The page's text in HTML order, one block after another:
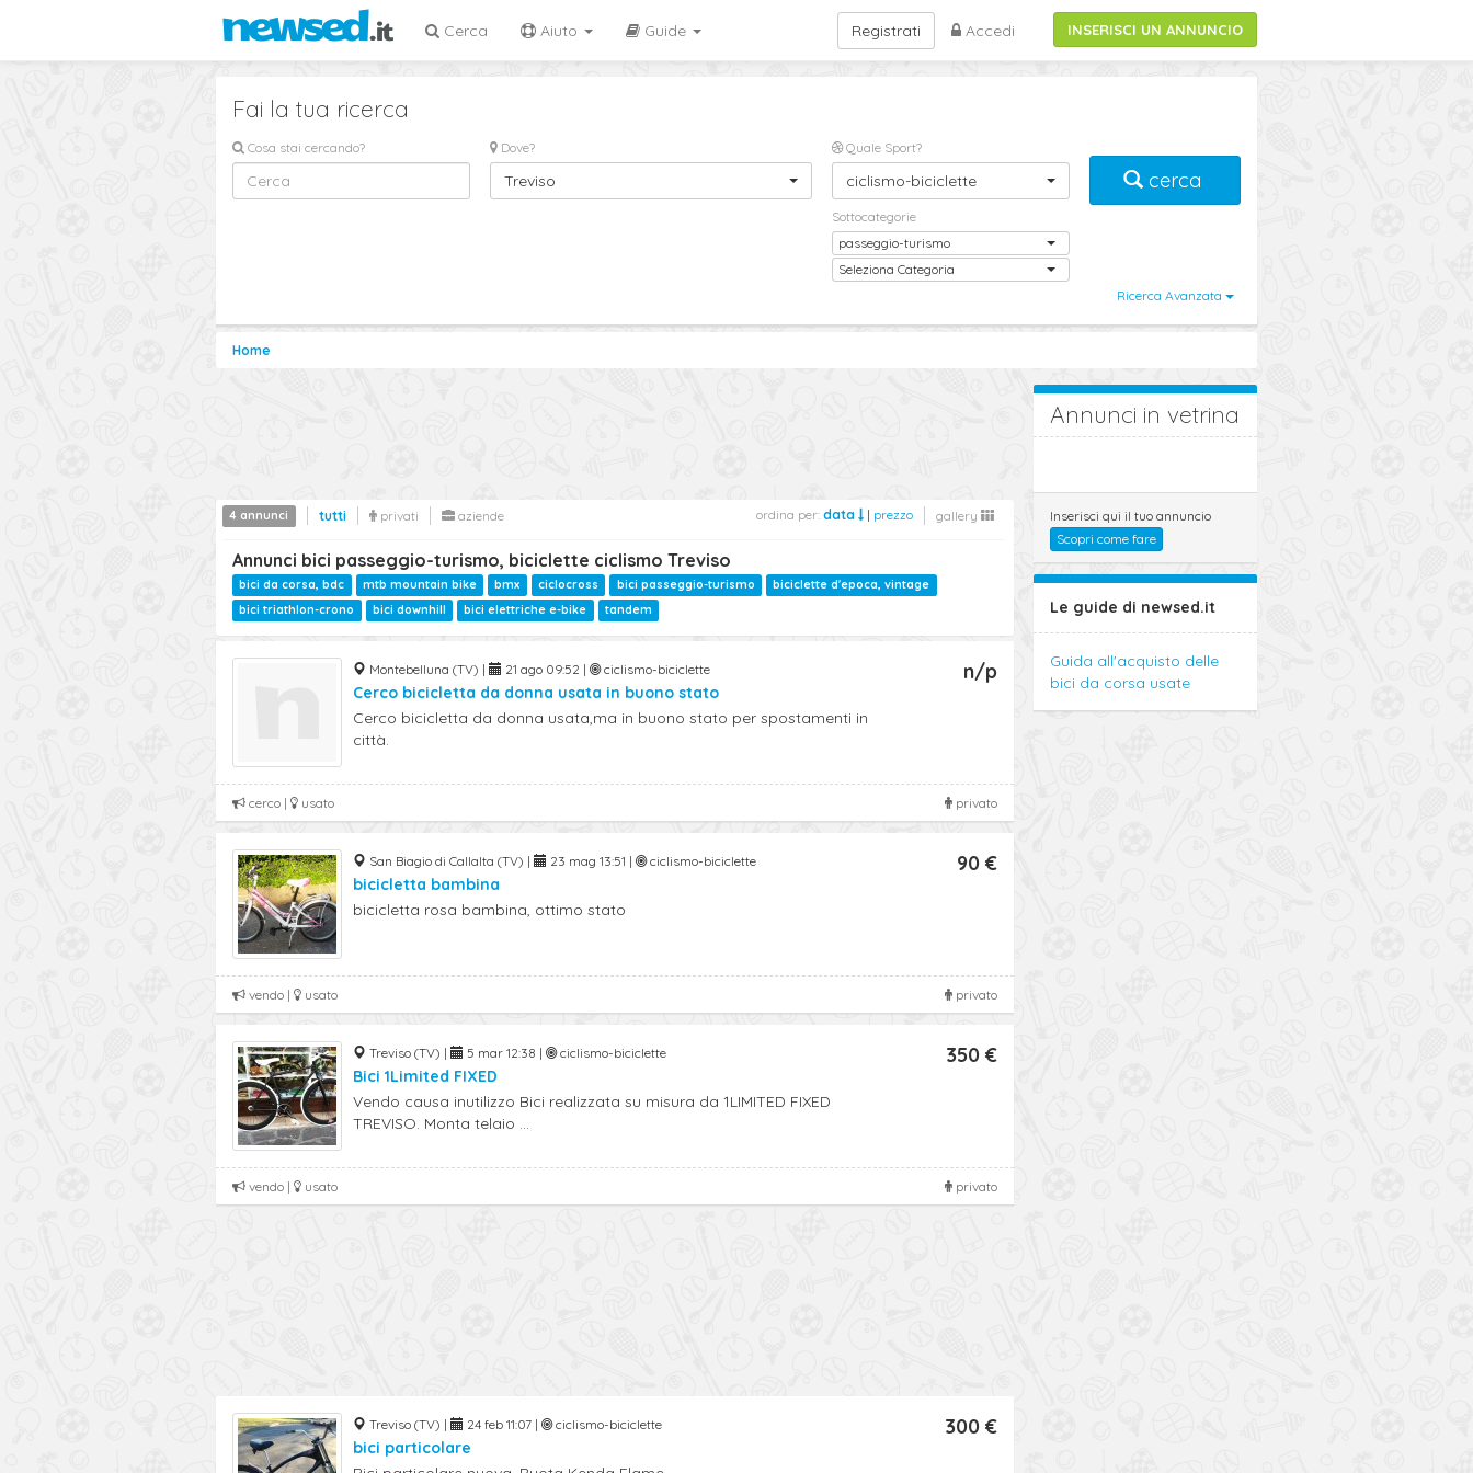
INSERISCI UN ANNUNCIO
Cerca Aiuto Guide Accedi
Registrati
Fai la tua ricerca
Cosa stai cercando? Dove?
Treviso
Quale Sport?
ciclismo-biciclette
Sottocategorie
passeggio-turismo
Sottocategoria
2
Seleziona Categoria
cerca
Ricerca Avanzata
Home
tutti privati aziende
4 annunci ordina per: data | prezzo gallery
Annunci bici passeggio-turismo, biciclette ciclismo Treviso
bici da corsa, bdc mtb mountain bike bmx ciclocross bici passeggio-turismo
biciclette d'epoca, vintage
bici triathlon-crono
bici downhill bici elettriche e-bike tandem
Montebelluna (TV) | 21 ago 09:52 | ciclismo-biciclette
Cerco bicicletta da donna usata in buono stato
Cerco bicicletta da donna usata,ma in buono stato per spostamenti in
città.
n/p
privato
cerco | usato
San Biagio di Callalta (TV) | 23 mag 13:51 | ciclismo-biciclette
bicicletta bambina
bicicletta rosa bambina, ottimo stato
90 €
privato
vendo | usato
Treviso (TV) | 5 mar 12:38 | ciclismo-biciclette
Bici 1Limited FIXED
Vendo causa inutilizzo Bici realizzata su misura da 1LIMITED FIXED
TREVISO. Monta telaio ...
350 €
privato
vendo | usato
Treviso (TV) | 24 feb 11:07 | ciclismo-biciclette
bici particolare
300 €
Annunci in vetrina
Inserisci qui il tuo annuncio
Scopri come fare
Le guide di newsed.it
Guida all'acquisto delle
bici da corsa usate